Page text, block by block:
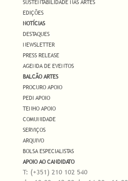
SUSTENTABILIDADE NAS ARTES
EDIÇÕES
NOTÍCIAS
DESTAQUES
NEWSLETTER
PRESS RELEASE
AGENDA DE EVENTOS
BALCÃO ARTES
PROCURO APOIO
PEDI APOIO
TENHO APOIO
COMUNIDADE
SERVIÇOS
ARQUIVO
BOLSA ESPECIALISTAS
APOIO AO CANDIDATO
T: (+351) 210 102 540